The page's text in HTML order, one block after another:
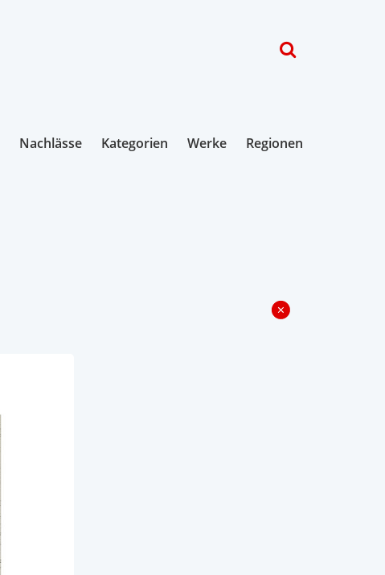
Nachlässe Kategorien Werke Regionen